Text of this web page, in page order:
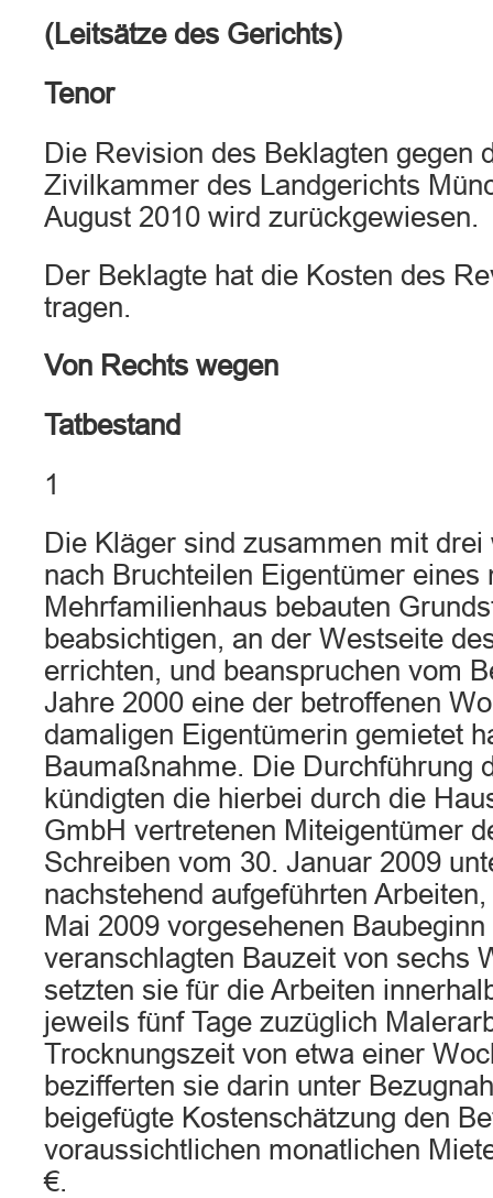
(Leitsätze des Gerichts)
Tenor
Die Revision des Beklagten gegen
Zivilkammer des Landgerichts
August 2010 wird zurückgewiesen.
Der Beklagte hat die Kosten des
tragen.
Von Rechts wegen
Tatbestand
1
Die Kläger sind zusammen mit
nach Bruchteilen Eigentümer eines
Mehrfamilienhaus bebauten
beabsichtigen, an der Westseite
errichten, und beanspruchen vom
Jahre 2000 eine der betroffenen
damaligen Eigentümerin gemietet
Baumaßnahme. Die Durchführung
kündigten die hierbei durch die
GmbH vertretenen Miteigentümer
Schreiben vom 30. Januar 2009
nachstehend aufgeführten
Mai 2009 vorgesehenen
veranschlagten Bauzeit von sechs
setzten sie für die Arbeiten
jeweils fünf Tage zuzüglich
Trocknungszeit von etwa einer
bezifferten sie darin unter
beigefügte Kostenschätzung den
voraussichtlichen monatlichen
€.